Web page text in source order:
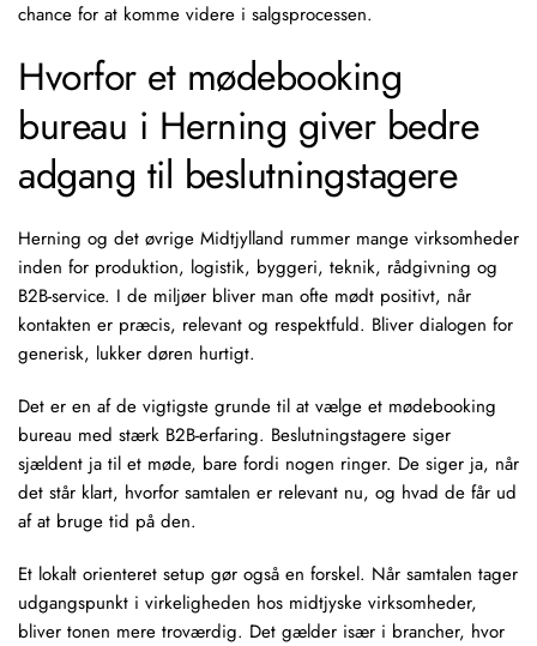
chance for at komme videre i salgsprocessen.
Hvorfor et mødebooking
bureau i Herning giver bedre
adgang til beslutningstagere
Herning og det øvrige Midtjylland rummer mange virksomheder
inden for produktion, logistik, byggeri, teknik, rådgivning og
B2B-service. I de miljøer bliver man ofte mødt positivt, når
kontakten er præcis, relevant og respektfuld. Bliver dialogen for
generisk, lukker døren hurtigt.
Det er en af de vigtigste grunde til at vælge et mødebooking
bureau med stærk B2B-erfaring. Beslutningstagere siger
sjældent ja til et møde, bare fordi nogen ringer. De siger ja, når
det står klart, hvorfor samtalen er relevant nu, og hvad de får ud
af at bruge tid på den.
Et lokalt orienteret setup gør også en forskel. Når samtalen tager
udgangspunkt i virkeligheden hos midtjyske virksomheder,
bliver tonen mere troværdig. Det gælder især i brancher, hvor